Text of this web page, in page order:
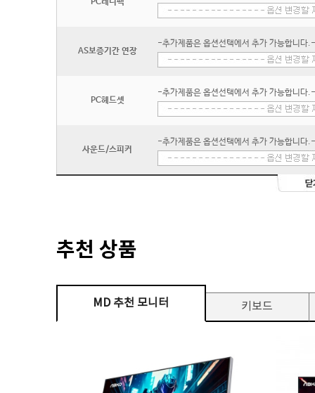
PC레디팩
AS보증기간 연장
-추가제품은 옵션선택에서 추가 가능합니다.-
PC헤드셋
-추가제품은 옵션선택에서 추가 가능합니다.-
사운드/스피커
-추가제품은 옵션선택에서 추가 가능합니다.-
추천 상품
MD 추천 모니터 키보드